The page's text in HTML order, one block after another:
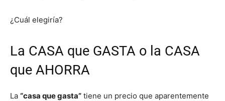
¿Cuál elegiría?
La CASA que GASTA o la CASA
que AHORRA
La “casa que gasta” tiene un precio que aparentemente